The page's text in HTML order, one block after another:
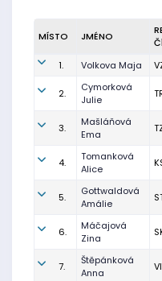
MÍSTO JMÉNO
1. Volkova Maja
2.
Cymorková
Julie
3.
Mašláňová
Ema
4.
Tomanková
Alice
5.
Gottwaldová
Amálie
6.
Máčajová
Zina
7.
Štěpánková
Anna